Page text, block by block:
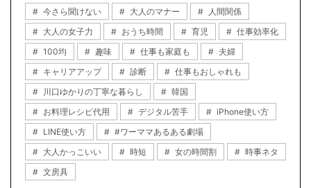
今さら聞けない 大人のマナー
人間関係
大人の女子力
おうち時間 育児
仕事効率化
100均
趣味 仕事も家庭も
夫婦
キャリアアップ
診断
仕事もおしゃれも
川口ゆかりの丁寧な暮らし
韓国
お料理レシピ代用
デジタル苦手
iPhone使い方
LINE使い方
#ワーママあるある劇場
大人かっこいい
時短 女の時間割
時事ネタ
文房具